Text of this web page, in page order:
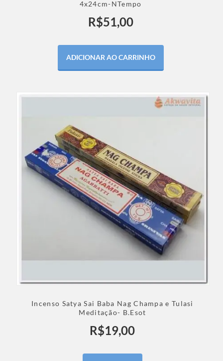
4x24cm-NTempo
R$51,00
ADICIONAR AO CARRINHO
Incenso Satya Sai Baba Nag Champa e Tulasi
Meditação- B.Esot
R$19,00